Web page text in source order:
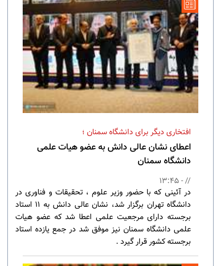
افتخاری دیگر برای دانشگاه سمنان ؛
اعطای نشان عالی دانش به عضو هیات علمی
دانشگاه سمنان
// - 13:45
در آئینی که با حضور وزیر علوم ، تحقیقات و فناوری در
دانشگاه تهران برگزار شد، نشان عالی دانش به ۱۱ استاد
برجسته دارای مرجعیت علمی اعطا شد که عضو هیات
علمی دانشگاه سمنان نیز موفق شد در جمع یازده استاد
برجسته کشور قرار گیرد .